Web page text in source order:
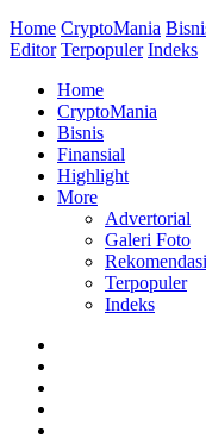
Home CryptoMania
Editor Terpopuler Indeks
Home
CryptoMania
Bisnis
Finansial
Highlight
More
Advertorial
Galeri Foto
Rekomendasi
Terpopuler
Indeks